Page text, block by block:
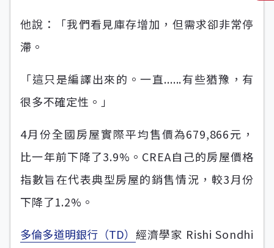
他說：「我們看見庫存增加，但需求卻非常停
滯。
「這只是編譯出來的。一直......有些猶豫，有
很多不確定性。」
4月份全國房屋實際平均售價為679,866元，
比一年前下降了3.9%。CREA自己的房屋價格
指數旨在代表典型房屋的銷售情況，較3月份
下降了1.2%。
多倫多道明銀行（TD） 經濟學家 Rishi Sondhi